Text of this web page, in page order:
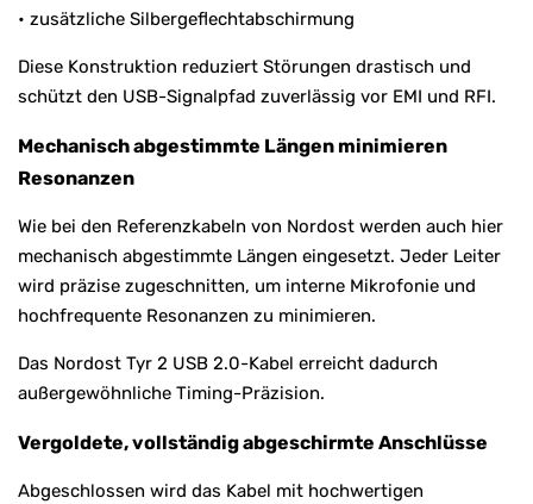
• zusätzliche Silbergeflechtabschirmung
Diese Konstruktion reduziert Störungen drastisch und
schützt den USB-Signalpfad zuverlässig vor EMI und RFI.
Mechanisch abgestimmte Längen minimieren
Resonanzen
Wie bei den Referenzkabeln von Nordost werden auch hier
mechanisch abgestimmte Längen eingesetzt. Jeder Leiter
wird präzise zugeschnitten, um interne Mikrofonie und
hochfrequente Resonanzen zu minimieren.
Das Nordost Tyr 2 USB 2.0-Kabel erreicht dadurch
außergewöhnliche Timing-Präzision.
Vergoldete, vollständig abgeschirmte Anschlüsse
Abgeschlossen wird das Kabel mit hochwertigen